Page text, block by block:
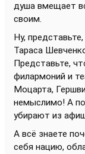
душа вмещает
своим.
Ну,
Тараса
Представьте,
филармоний и
Моцарта,
немыслимо! А
убирают из
А всё знаете
себя нацию,